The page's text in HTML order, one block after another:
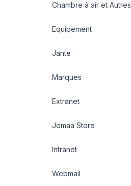
Chambre à air et Autres
Equipement
Jante
Marques
Extranet
Jomaa Store
Intranet
Webmail